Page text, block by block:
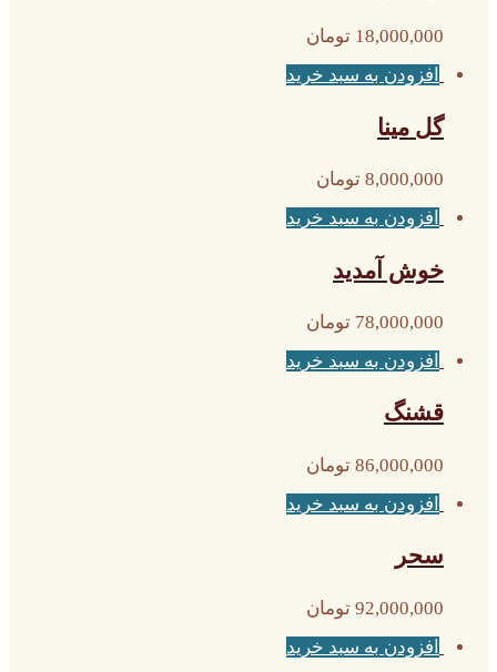
18,000,000 تومان
افزودن به سبد خرید
گل مینا
8,000,000 تومان
افزودن به سبد خرید
خوش آمدید
78,000,000 تومان
افزودن به سبد خرید
قشنگ
86,000,000 تومان
افزودن به سبد خرید
سحر
92,000,000 تومان
افزودن به سبد خرید